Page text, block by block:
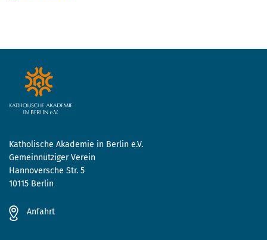
Katholische Akademie in Berlin e.V.
Gemeinnütziger Verein
Hannoversche Str. 5
10115 Berlin
Anfahrt